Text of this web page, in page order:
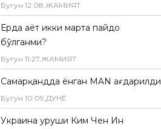
Бугун 12:08,ЖАМИЯТ
Ерда ҳаёт икки марта пайдо
бўлганми?
Бугун 11:27,ЖАМИЯТ
Самарқандда ёнган MAN ағдарилди
Бугун 10:09,ДУНË
Украина уруши Ким Чен Ин